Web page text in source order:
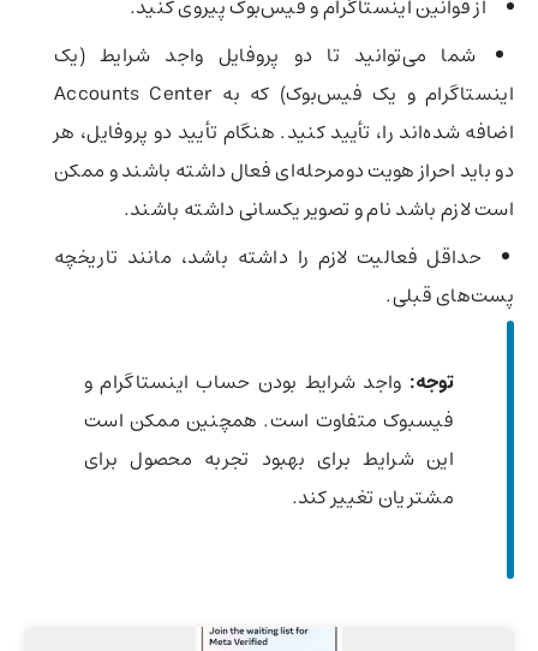
از قوانین اینستاگرام و فیس‌بوک پیروی کنید.
شما می‌توانید تا دو پروفایل واجد شرایط (یک
اینستاگرام و یک فیس‌بوک) که به Accounts Center
اضافه شده‌اند را، تأیید کنید. هنگام تأیید دو پروفایل، هر
دو باید احراز هویت دومرحله‌ای فعال داشته باشند و ممکن
است لازم باشد نام و تصویر یکسانی داشته باشند.
حداقل فعالیت لازم را داشته باشد، مانند تاریخچه
پست‌های قبلی.
توجه: واجد شرایط بودن حساب اینستاگرام و
فیسبوک متفاوت است. همچنین ممکن است
این شرایط برای بهبود تجربه محصول برای
مشتریان تغییر کند.